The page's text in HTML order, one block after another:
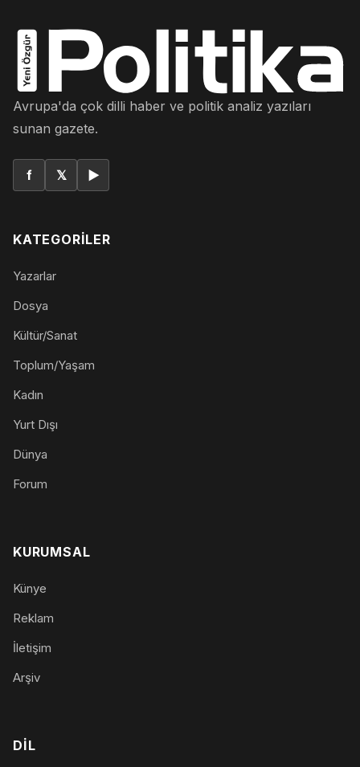
Avrupa'da çok dilli haber ve politik analiz yazıları
sunan gazete.
f 𝕏 ▶
KATEGORILER
Yazarlar
Dosya
Kültür/Sanat
Toplum/Yaşam
Kadın
Yurt Dışı
Dünya
Forum
KURUMSAL
Künye
Reklam
İletişim
Arşiv
DIL